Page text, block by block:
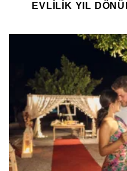
EVLILIK YIL